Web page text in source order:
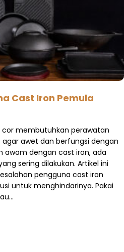
Cast Iron Pemula
cor membutuhkan perawatan
awet dan berfungsi dengan
awam dengan cast iron, ada
sering dilakukan. Artikel ini
pengguna cast iron
untuk menghindarinya. Pakai